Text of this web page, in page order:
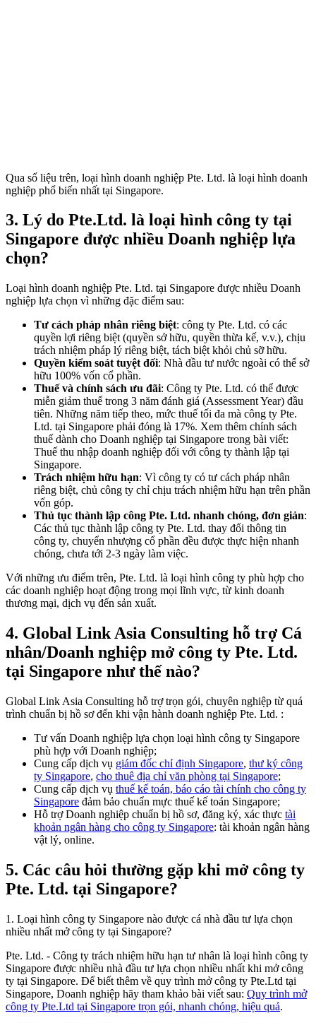
Qua số liệu trên, loại hình doanh nghiệp Pte. Ltd. là loại hình doanh
nghiệp phổ biến nhất tại Singapore.
3. Lý do Pte.Ltd. là loại hình công ty tại
Singapore được nhiều Doanh nghiệp lựa
chọn?
Loại hình doanh nghiệp Pte. Ltd. tại Singapore được nhiều Doanh
nghiệp lựa chọn vì những đặc điểm sau:
Tư cách pháp nhân riêng biệt: công ty Pte. Ltd. có các
quyền lợi riêng biệt (quyền sở hữu, quyền thừa kế, v.v.), chịu
trách nhiệm pháp lý riêng biệt, tách biệt khỏi chủ sỡ hữu.
Quyền kiểm soát tuyệt đối: Nhà đầu tư nước ngoài có thể sở
hữu 100% vốn cổ phần.
Thuế và chính sách ưu đãi: Công ty Pte. Ltd. có thể được
miễn giảm thuế trong 3 năm đánh giá (Assessment Year) đầu
tiên. Những năm tiếp theo, mức thuế tối đa mà công ty Pte.
Ltd. tại Singapore phải đóng là 17%. Xem thêm chính sách
thuế dành cho Doanh nghiệp tại Singapore trong bài viết:
Thuế thu nhập doanh nghiệp đối với công ty thành lập tại
Singapore.
Trách nhiệm hữu hạn: Vì công ty có tư cách pháp nhân
riêng biệt, chủ công ty chỉ chịu trách nhiệm hữu hạn trên phần
vốn góp.
Thủ tục thành lập công Pte. Ltd. nhanh chóng, đơn giản:
Các thủ tục thành lập công ty Pte. Ltd. thay đổi thông tin
công ty, chuyển nhượng cổ phần đều được thực hiện nhanh
chóng, chưa tới 2-3 ngày làm việc.
Với những ưu điểm trên, Pte. Ltd. là loại hình công ty phù hợp cho
các doanh nghiệp hoạt động trong mọi lĩnh vực, từ kinh doanh
thương mại, dịch vụ đến sản xuất.
4. Global Link Asia Consulting hỗ trợ Cá
nhân/Doanh nghiệp mở công ty Pte. Ltd.
tại Singapore như thế nào?
Global Link Asia Consulting hỗ trợ trọn gói, chuyên nghiệp từ quá
trình chuẩn bị hồ sơ đến khi vận hành doanh nghiệp Pte. Ltd. :
Tư vấn Doanh nghiệp lựa chọn loại hình công ty Singapore
phù hợp với Doanh nghiệp;
Cung cấp dịch vụ giám đốc chỉ định Singapore, thư ký công
ty Singapore, cho thuê địa chỉ văn phòng tại Singapore;
Cung cấp dịch vụ thuế kế toán, báo cáo tài chính cho công ty
Singapore đảm bảo chuẩn mực thuế kế toán Singapore;
Hỗ trợ Doanh nghiệp chuẩn bị hồ sơ, đăng ký, xác thực tài
khoản ngân hàng cho công ty Singapore: tài khoản ngân hàng
vật lý, online.
5. Các câu hỏi thường gặp khi mở công ty
Pte. Ltd. tại Singapore?
1. Loại hình công ty Singapore nào được cá nhà đầu tư lựa chọn
nhiều nhất mở công ty tại Singapore?
Pte. Ltd. - Công ty trách nhiệm hữu hạn tư nhân là loại hình công ty
Singapore được nhiều nhà đầu tư lựa chọn nhiều nhất khi mở công
ty tại Singapore. Để biết thêm về quy trình mở công ty Pte.Ltd tại
Singapore, Doanh nghiệp hãy tham khảo bài viết sau: Quy trình mở
công ty Pte.Ltd tại Singapore trọn gói, nhanh chóng, hiệu quả.